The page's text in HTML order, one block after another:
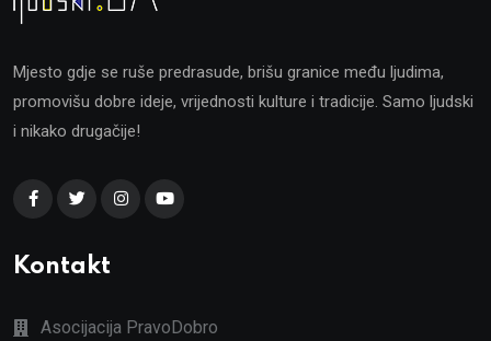
Mjesto gdje se ruše predrasude, brišu granice među ljudima,
promovišu dobre ideje, vrijednosti kulture i tradicije. Samo ljudski
i nikako drugačije!
Kontakt
Asocijacija PravoDobro